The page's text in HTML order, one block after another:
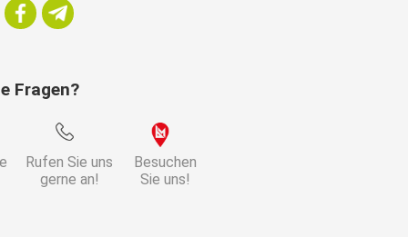
Fragen?
Rufen Sie uns
gerne an!
Besuchen
Sie uns!